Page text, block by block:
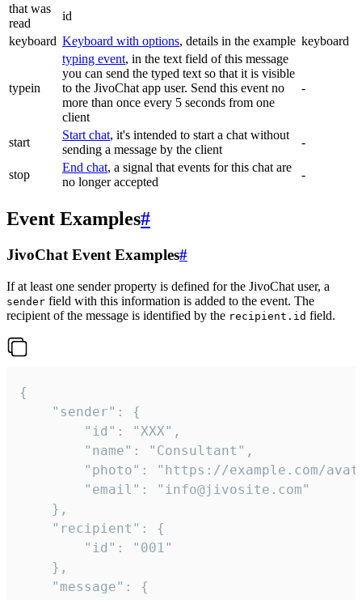
that was
read
id
keyboard Keyboard with options, details in the example keyboard
typein
typing event, in the text field of this message
you can send the typed text so that it is visible
to the JivoChat app user. Send this event no
more than once every 5 seconds from one
client
-
start
Start chat, it's intended to start a chat without
sending a message by the client
-
stop
End chat, a signal that events for this chat are
no longer accepted
-
Event Examples#
JivoChat Event Examples#
If at least one sender property is defined for the JivoChat user, a
sender field with this information is added to the event. The
recipient of the message is identified by the recipient.id field.
{